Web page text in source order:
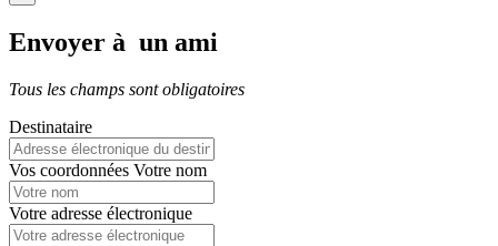
Envoyer à un ami
Tous les champs sont obligatoires
Destinataire
Vos coordonnées Votre nom
Votre adresse électronique